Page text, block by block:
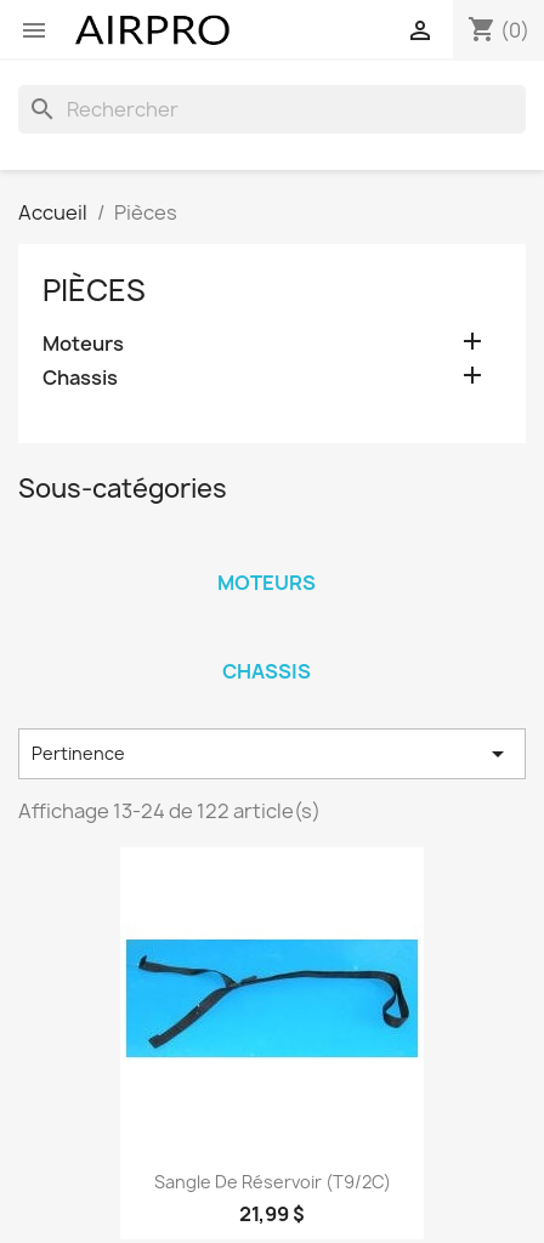
 shopping_cart (0)

search
Accueil Pièces
PIÈCES
Moteurs 
Chassis 
Sous-catégories
MOTEURS
CHASSIS
Pertinence 
Affichage 13-24 de 122 article(s)
Sangle De Réservoir (T9/2C)
21,99 $